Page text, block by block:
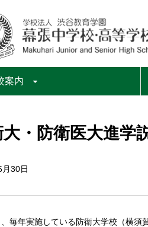
案内
大・防衛医大進学
30日
毎年実施している防衛大学校（横須